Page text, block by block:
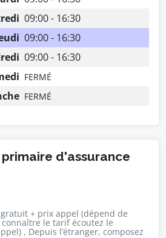
09:00 - 16:30
09:00 - 16:30
09:00 - 16:30
FERMÉ
FERMÉ
primaire d'assurance
+ prix appel (dépend de
le tarif écoutez le
, Depuis l’étranger, composez